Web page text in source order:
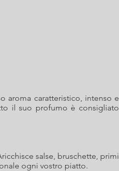
aroma caratteristico, intenso e
il suo profumo è consigliato
salse, bruschette, primi
ogni vostro piatto.